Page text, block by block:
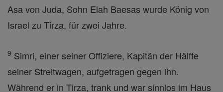
Asa von Juda, Sohn Elah Baesas wurde König von
Israel zu Tirza, für zwei Jahre.
9 Simri, einer seiner Offiziere, Kapitän der Hälfte
seiner Streitwagen, aufgetragen gegen ihn.
Während er in Tirza, trank und war sinnlos im Haus